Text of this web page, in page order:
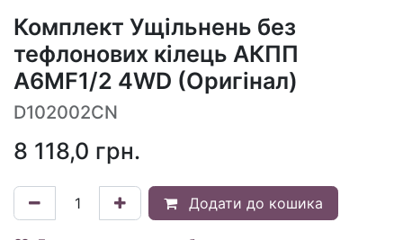
Комплект Ущільнень без
тефлонових кілець АКПП
A6MF1/2 4WD (Оригінал)
D102002CN
8 118,0 грн.
Додати до кошика